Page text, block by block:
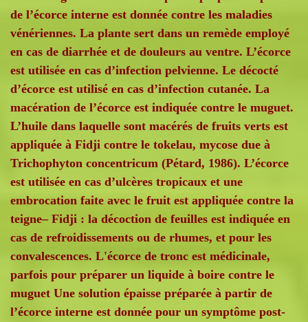
de l’écorce interne est donnée contre les maladies
vénériennes. La plante sert dans un remède employé
en cas de diarrhée et de douleurs au ventre. L’écorce
est utilisée en cas d’infection pelvienne. Le décocté
d’écorce est utilisé en cas d’infection cutanée. La
macération de l’écorce est indiquée contre le muguet.
L’huile dans laquelle sont macérés de fruits verts est
appliquée à Fidji contre le tokelau, mycose due à
Trichophyton concentricum (Pétard, 1986). L’écorce
est utilisée en cas d’ulcères tropicaux et une
embrocation faite avec le fruit est appliquée contre la
teigne– Fidji : la décoction de feuilles est indiquée en
cas de refroidissements ou de rhumes, et pour les
convalescences. L'écorce de tronc est médicinale,
parfois pour préparer un liquide à boire contre le
muguet Une solution épaisse préparée à partir de
l’écorce interne est donnée pour un symptôme post-